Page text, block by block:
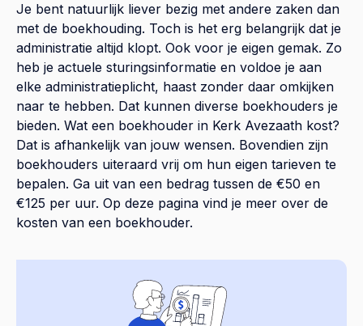
Je bent natuurlijk liever bezig met andere zaken dan
met de boekhouding. Toch is het erg belangrijk dat je
administratie altijd klopt. Ook voor je eigen gemak. Zo
heb je actuele sturingsinformatie en voldoe je aan
elke administratieplicht, haast zonder daar omkijken
naar te hebben. Dat kunnen diverse boekhouders je
bieden. Wat een boekhouder in Kerk Avezaath kost?
Dat is afhankelijk van jouw wensen. Bovendien zijn
boekhouders uiteraard vrij om hun eigen tarieven te
bepalen. Ga uit van een bedrag tussen de €50 en
€125 per uur. Op deze pagina vind je meer over de
kosten van een boekhouder.